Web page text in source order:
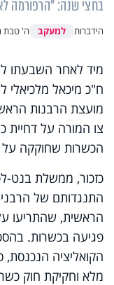
בחצי שנה: "הרפורמה
הידברות למעקב ה' טבת
מיד לאחר השבעתו
ח"כ מיכאל
מועצת הרבנות
צו המורה על
הכשרות שחוקקה על
כזכור, ממשלת בנט-
התנגדותם של
הראשית, שהתריעו
פגיעה בכשרות.
הקואליציה
מלא וחקיקת חוק